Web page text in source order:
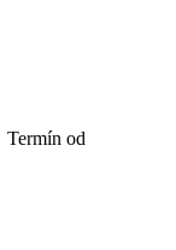
Termín od